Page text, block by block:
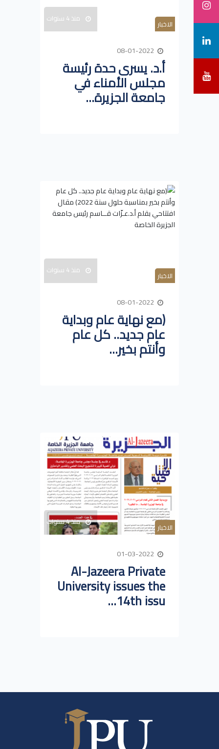
الاخبار منذ 4 سنوات
أ.د. يسرى حدة رئيسة
مجلس الأمناء في
جامعة الجزيرة...
الاخبار منذ 4 سنوات
(مع نهاية عام وبداية
عام جديد.. كل عام
وأنتم بخير...
الاخبار منذ 4 سنوات
Al-Jazeera Private
University issues the
14th issu...